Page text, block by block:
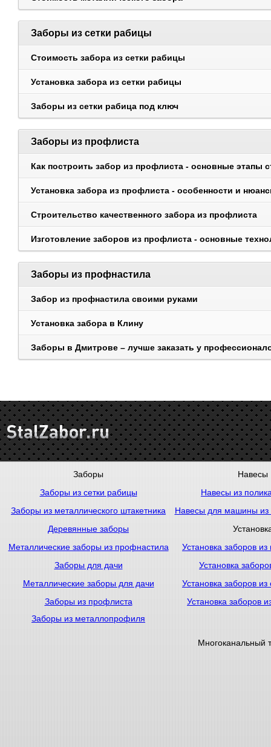
Заборы из сетки рабицы
Стоимость забора из сетки рабицы
Установка забора из сетки рабицы
Заборы из сетки рабица под ключ
Заборы из профлиста
Как построить забор из профлиста - основные этапы
Установка забора из профлиста - особенности и
Строительство качественного забора из профлиста
Изготовление заборов из профлиста - основные
Заборы из профнастила
Забор из профнастила своими руками
Установка забора в Клину
Заборы в Дмитрове – лучше заказать у
Заборы
Навесы
Заборы из сетки рабицы
Навесы из
Заборы из металлического штакетника
Навесы для машины из
Деревянные заборы
Металлические заборы из профнастила
Установка заборов
Заборы для дачи
Установка
Металлические заборы для дачи
Установка заборов
Заборы из профлиста
Установка заборов
Заборы из металлопрофиля